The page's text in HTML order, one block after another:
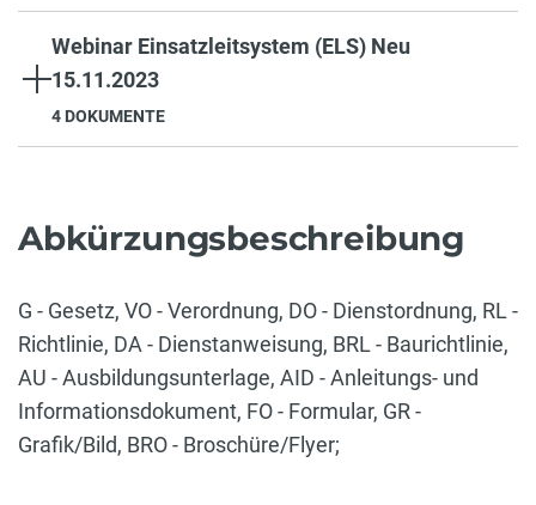
Webinar Einsatzleitsystem (ELS) Neu
15.11.2023
4 DOKUMENTE
Abkürzungsbeschreibung
G - Gesetz, VO - Verordnung, DO - Dienstordnung, RL -
Richtlinie, DA - Dienstanweisung, BRL - Baurichtlinie,
AU - Ausbildungsunterlage, AID - Anleitungs- und
Informationsdokument, FO - Formular, GR -
Grafik/Bild, BRO - Broschüre/Flyer;